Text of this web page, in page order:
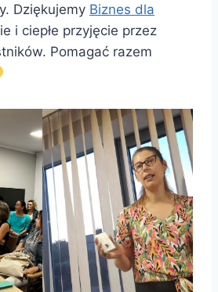
Dziękujemy Biznes dla
i ciepłe przyjęcie przez
Pomagać razem